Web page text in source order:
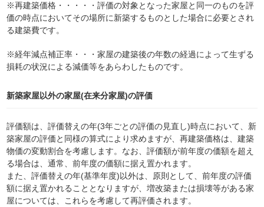
※再建築価格・・・・・評価の対象となった家屋と同一のものを評
価の時点においてその場所に新築するものとした場合に必要とされ
る建築費です。
※経年減点補正率・・・家屋の建築後の年数の経過によって生ずる
損耗の状況による減価等をあらわしたものです。
新築家屋以外の家屋(在来分家屋)の評価
評価額は、評価替えの年(3年ごとの評価の見直し)時点において、新
築家屋の評価と同様の算式により求めますが、再建築価格は、建築
物価の変動割合を考慮します。なお、評価額が前年度の価額を超え
る場合は、通常、前年度の価額に据え置かれます。
また、評価替えの年(基準年度)以外は、原則として、前年度の評価
額に据え置かれることとなりますが、増改築または損壊等がある家
屋については、これらを考慮して再評価されます。